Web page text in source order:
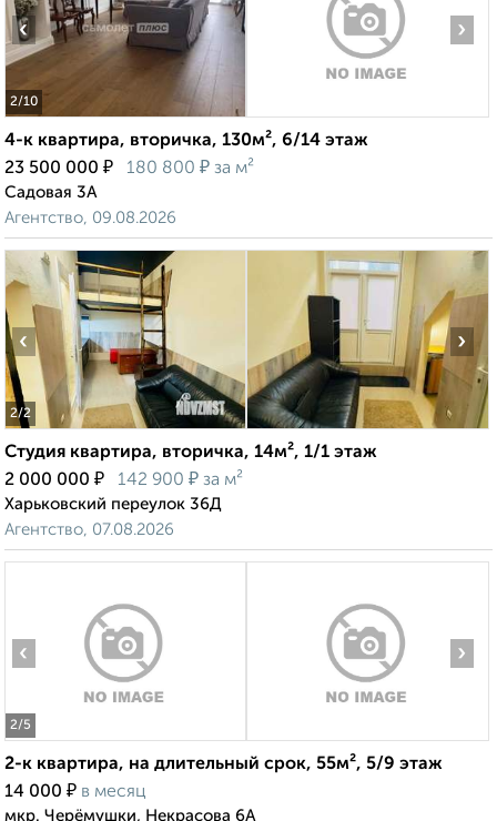
2/10
‹ ›
4-к квартира, вторичка, 130м², 6/14 этаж
23 500 000 ₽ 180 800 ₽ за м²
Садовая 3А
Агентство, 09.08.2026
2/2
‹ ›
Студия квартира, вторичка, 14м², 1/1 этаж
2 000 000 ₽ 142 900 ₽ за м²
Харьковский переулок 36Д
Агентство, 07.08.2026
2/5
‹ ›
2-к квартира, на длительный срок, 55м², 5/9 этаж
14 000 ₽ в месяц
мкр. Черёмушки, Некрасова 6А